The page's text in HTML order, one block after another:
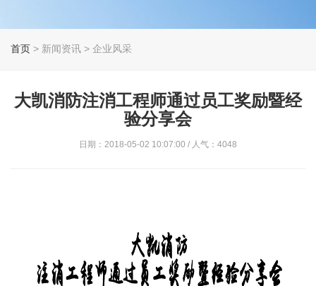
首页 > 新闻资讯 > 企业风采
大凯消防注消工程师通过员工奖励暨经
验分享会
日期：2018-05-02 10:07:00 / 人气：4048